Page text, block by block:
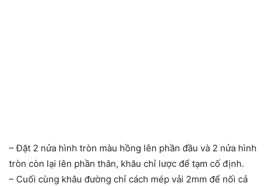
– Đặt 2 nửa hình tròn màu hồng lên phần đầu và 2 nửa hình
tròn còn lại lên phần thân, khâu chỉ lược để tạm cố định.
– Cuối cùng khâu đường chỉ cách mép vải 2mm để nối cả